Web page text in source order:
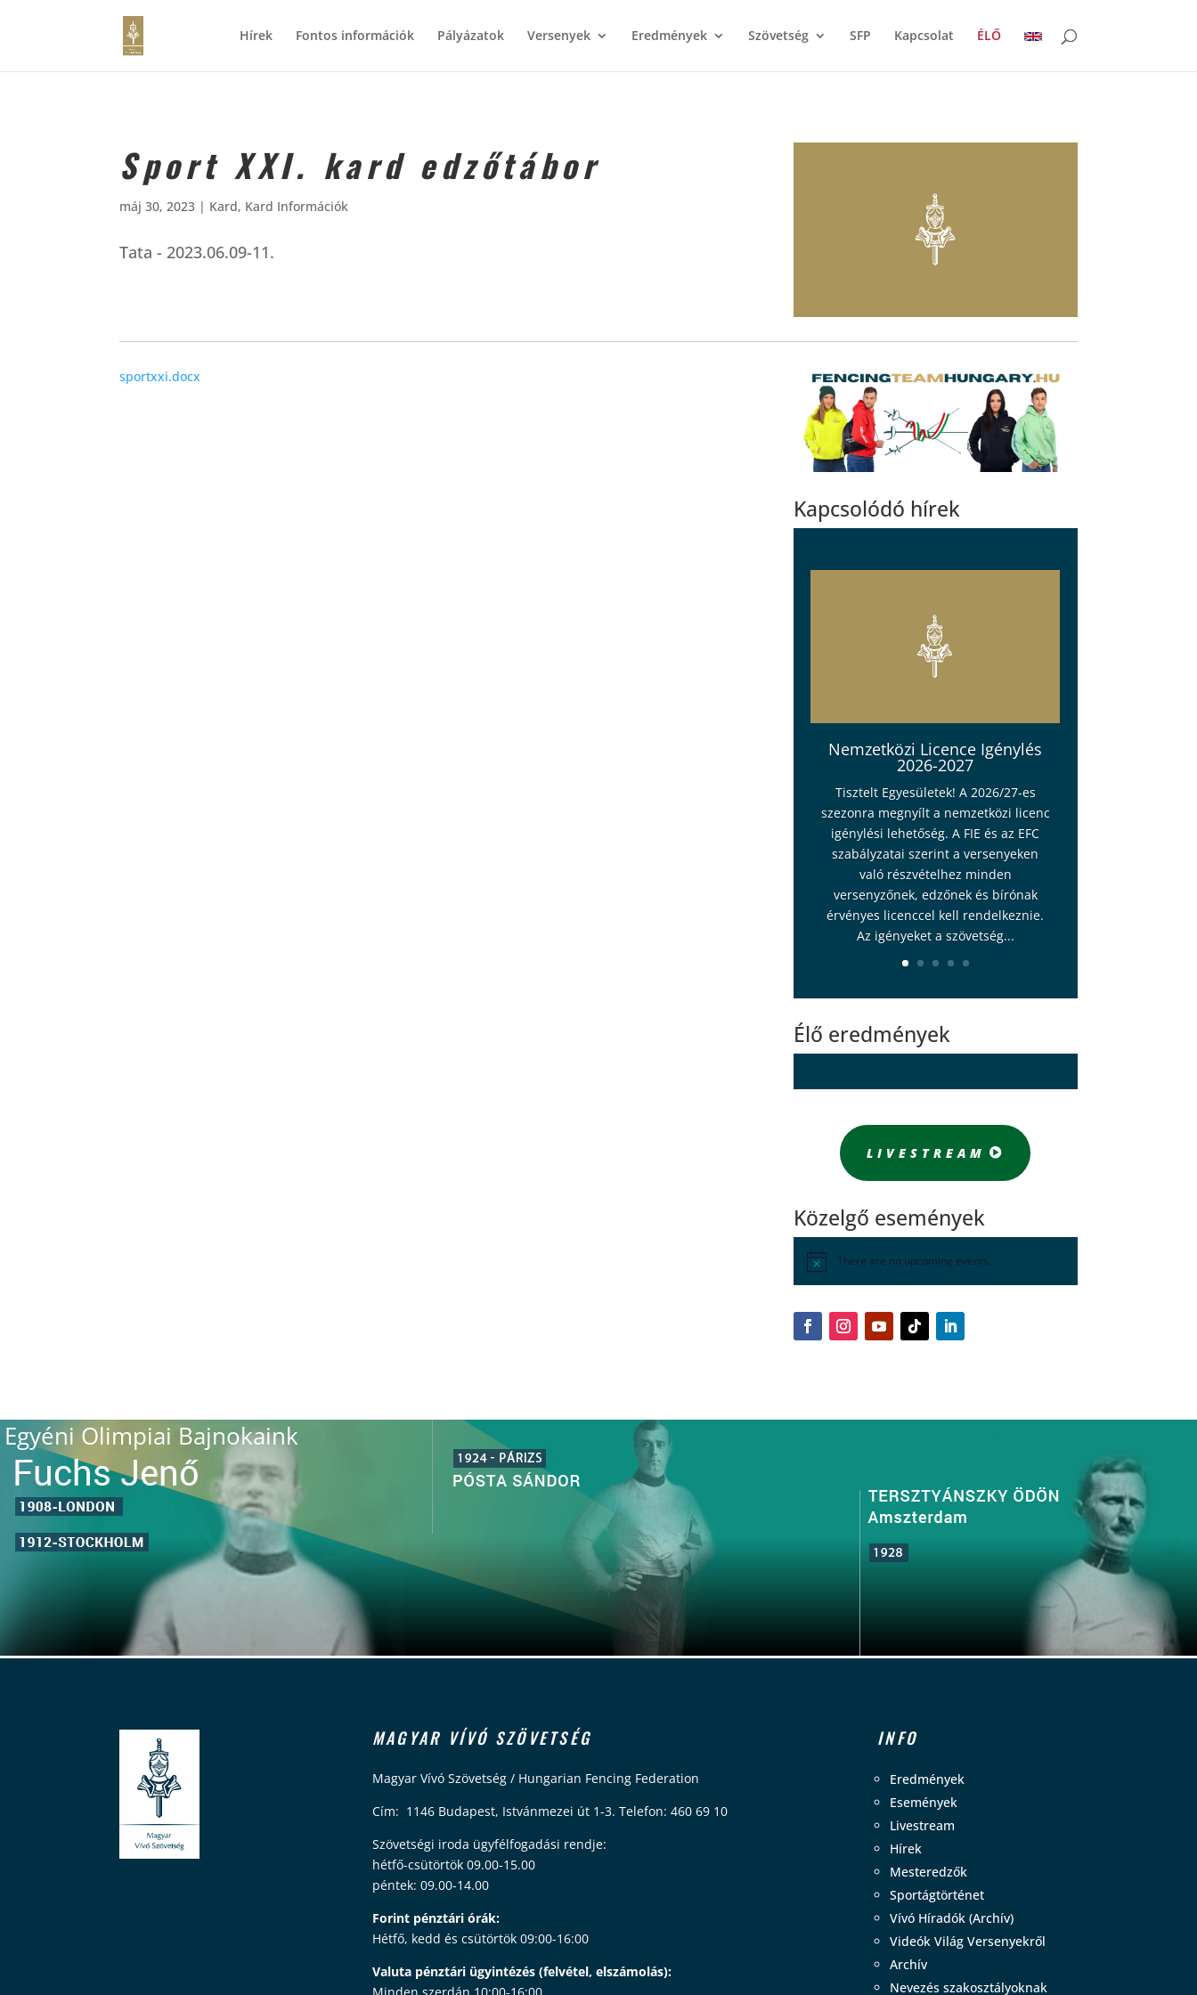
Hírek Fontos információk Pályázatok Versenyek Eredmények Szövetség SFP Kapcsolat ÉLŐ
Sport XXI. kard edzőtábor
máj 30, 2023 | Kard, Kard Információk
Tata - 2023.06.09-11.
sportxxi.docx
Kapcsolódó hírek
Nemzetközi Licence Igénylés
2026-2027
Tisztelt Egyesületek! A 2026/27-es
szezonra megnyílt a nemzetközi licenc
igénylési lehetőség. A FIE és az EFC
szabályzatai szerint a versenyeken
való részvételhez minden
versenyzőnek, edzőnek és bírónak
érvényes licenccel kell rendelkeznie.
Az igényeket a szövetség...
Élő eredmények
LIVESTREAM
Közelgő események
There are no upcoming events.
Egyéni Olimpiai Bajnokaink
MAGYAR VÍVÓ SZÖVETSÉG
Magyar Vívó Szövetség / Hungarian Fencing Federation
Cím: 1146 Budapest, Istvánmezei út 1-3. Telefon: 460 69 10
Szövetségi iroda ügyfélfogadási rendje:
hétfő-csütörtök 09.00-15.00
péntek: 09.00-14.00
Forint pénztári órák:
Hétfő, kedd és csütörtök 09:00-16:00
Valuta pénztári ügyintézés (felvétel, elszámolás):
INFO
Eredmények
Események
Livestream
Hírek
Mesteredzők
Sportágtörténet
Vívó Híradók (Archív)
Videók Világ Versenyekről
Archív
Nevezés szakosztályoknak